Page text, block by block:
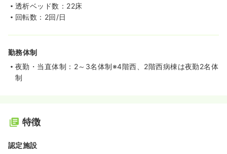
透析ベッド数：22床
回転数：2回/日
勤務体制
夜勤・当直体制：2～3名体制※4階西、2階西病棟は夜勤2名体
制
特徴
認定施設